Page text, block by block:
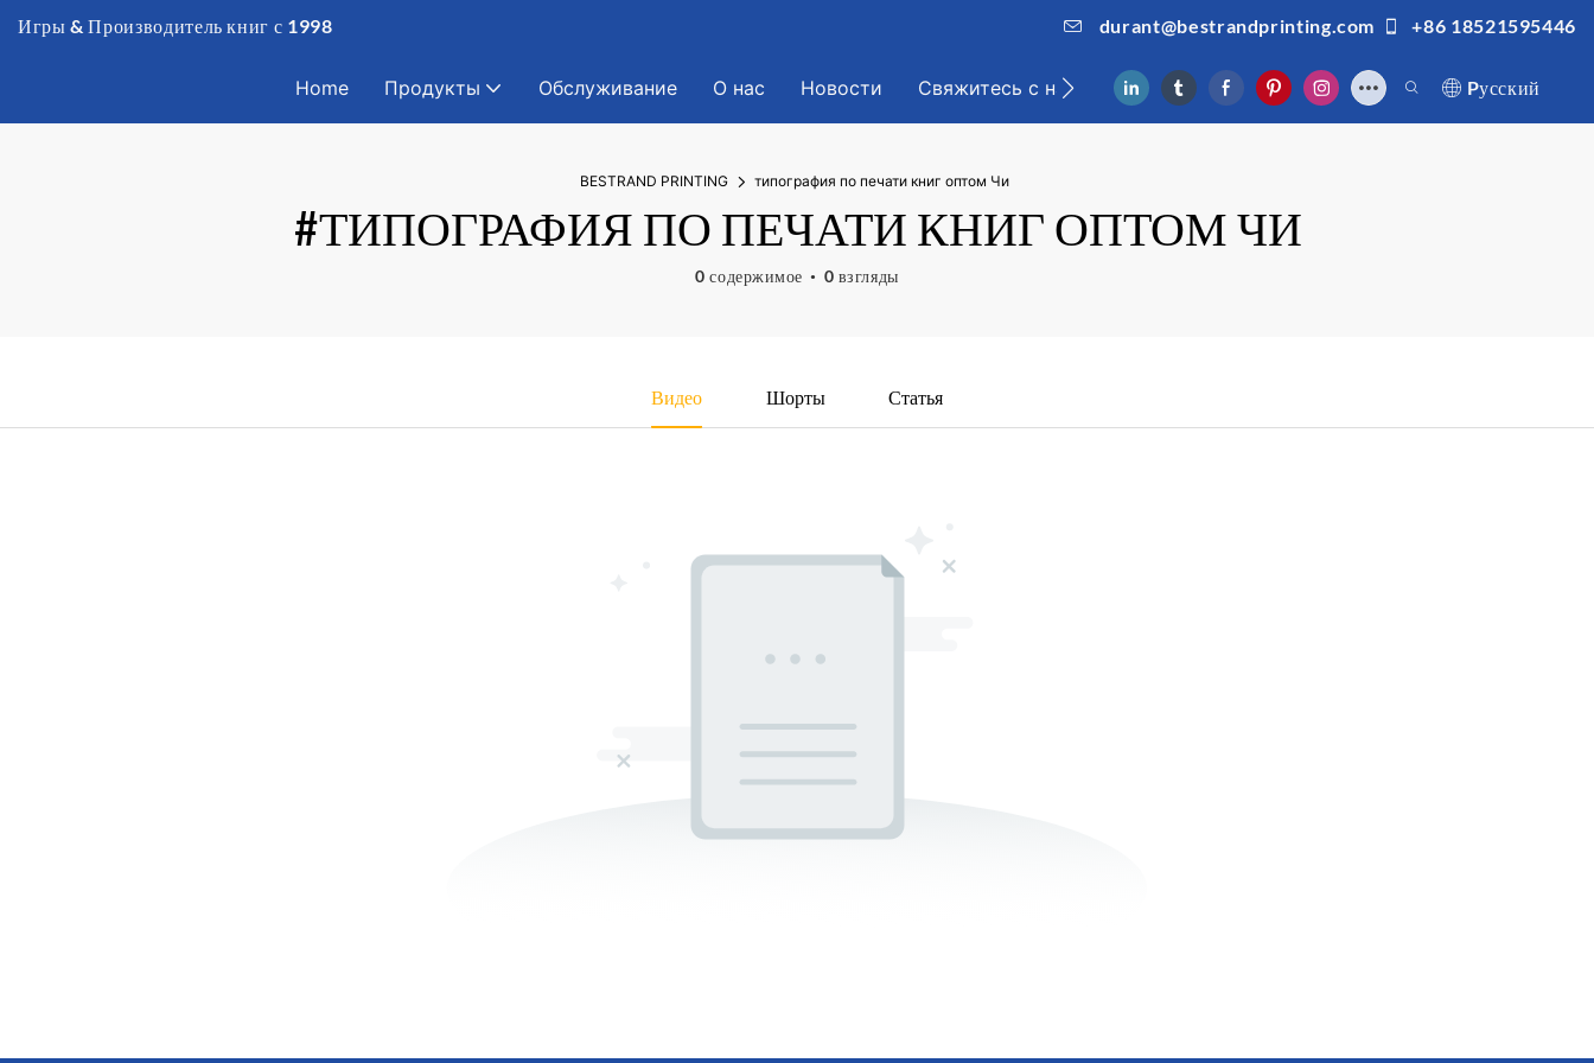
Игры & Производитель книг с 1998 durant@bestrandprinting.com +86 18521595446
Home Продукты Обслуживание О нас Новости Свяжитесь с нами Pусский
BESTRAND PRINTING типография по печати книг оптом Чи
#ТИПОГРАФИЯ ПО ПЕЧАТИ КНИГ ОПТОМ ЧИ
0 содержимое 0 взгляды
Видео Шорты Статья